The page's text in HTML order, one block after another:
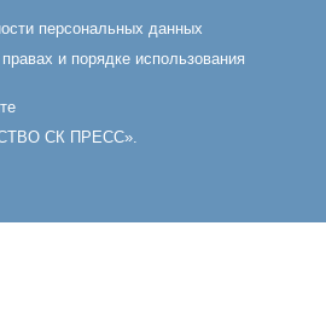
персональных данных
и порядке использования
СК ПРЕСС».